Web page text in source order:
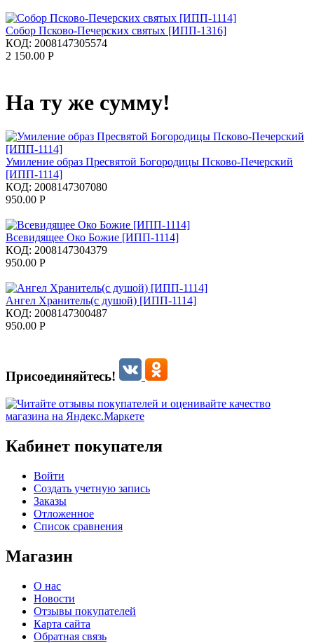
Собор Псково-Печерских святых [ИПП-1316]
КОД: 2008147305574
2 150.00 Р
На ту же сумму!
Умиление образ Пресвятой Богородицы Псково-Печерский
[ИПП-1114]
КОД: 2008147307080
950.00 Р
Всевидящее Око Божие [ИПП-1114]
КОД: 2008147304379
950.00 Р
Ангел Хранитель(с душой) [ИПП-1114]
КОД: 2008147300487
950.00 Р
Присоединяйтесь!
Кабинет покупателя
Войти
Создать учетную запись
Заказы
Отложенное
Список сравнения
Магазин
О нас
Новости
Отзывы покупателей
Карта сайта
Обратная связь